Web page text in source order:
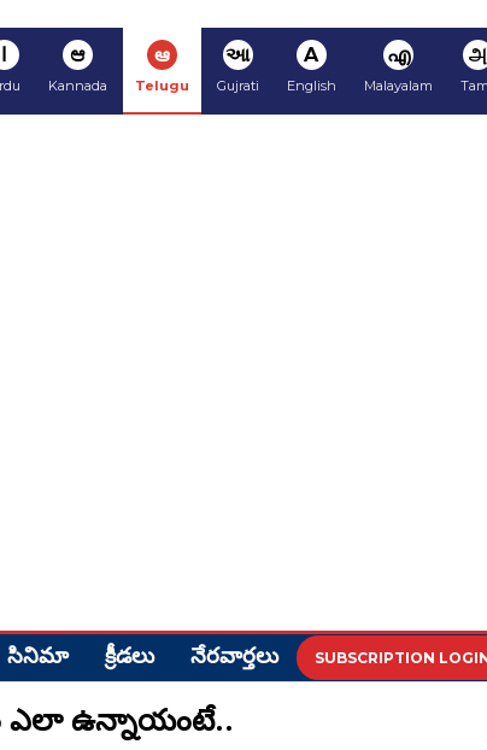
ا ಆ
Kannada
ఆ
Telugu
આ
Gujrati
A
English
എ
Malayalam
அ
సినిమా క్రీడ‌లు నేర‌వార్త‌లు SUBSCRIPTION
ఎలా ఉన్నాయంటే..